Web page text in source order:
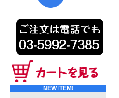
NEW ITEM!